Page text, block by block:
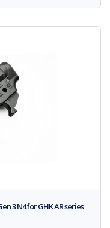
3 N4 for GHK AR series